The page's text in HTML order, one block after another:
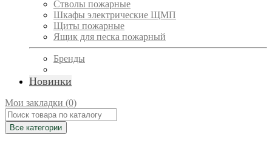
Стволы пожарные
Шкафы электрические ЩМП
Щиты пожарные
Ящик для песка пожарный
Бренды
Новинки
Мои закладки (0)
Все категории